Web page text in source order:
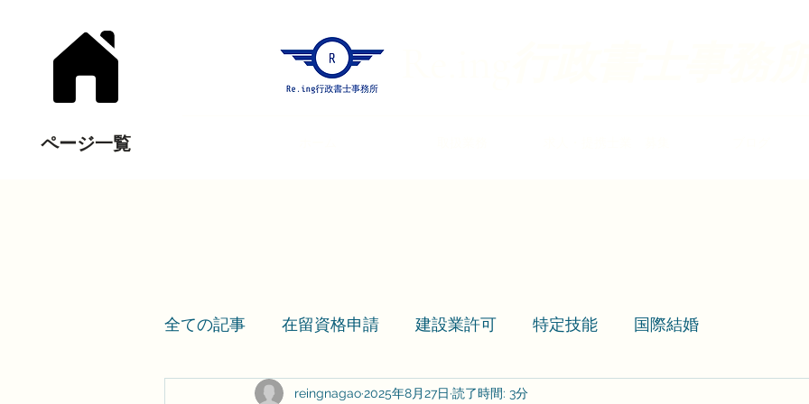
ページ一覧
全ての記事 在留資格申請 建設業許可 特定技能 国際結婚
reingnagao2025年8月27日 読了時間: 3分